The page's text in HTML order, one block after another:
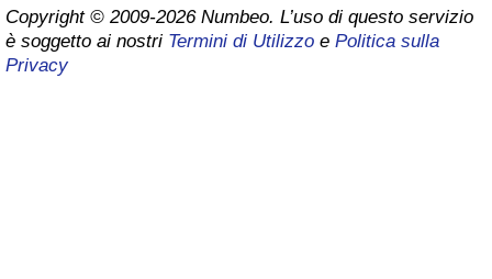
Copyright © 2009-2026 Numbeo. L’uso di questo servizio
è soggetto ai nostri Termini di Utilizzo e Politica sulla
Privacy
Indice del Tasso di Criminalità (Corrente)